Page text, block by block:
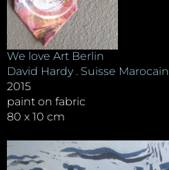
We love Art Berlin
David Hardy . Suisse Marocain
2015
paint on fabric
80 x 10 cm